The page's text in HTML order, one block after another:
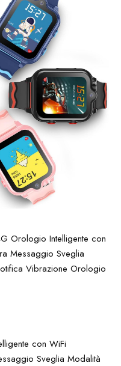
con WiFi
Sveglia Modalità